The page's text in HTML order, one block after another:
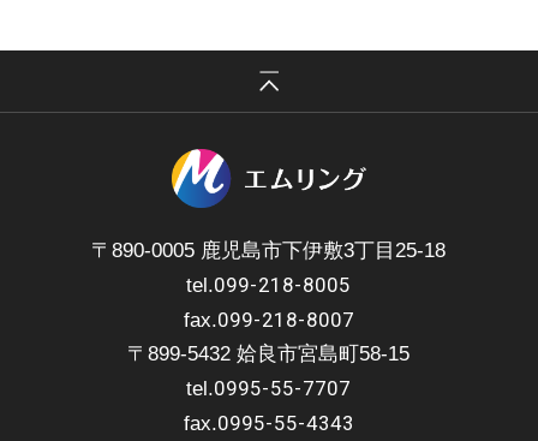
〒890-0005 鹿児島市下伊敷3丁目25-18
tel.099-218-8005
fax.099-218-8007
〒899-5432 姶良市宮島町58-15
tel.0995-55-7707
fax.0995-55-4343